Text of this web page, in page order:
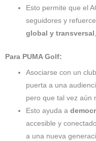
Esto permite que el
seguidores y
global y transversal
Para PUMA Golf:
Asociarse con un
puerta a una
pero que tal vez aún
Esto ayuda a
accesible y
a una nueva